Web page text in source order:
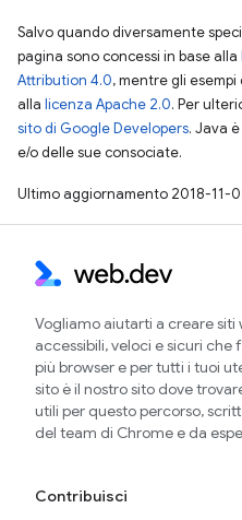
Salvo quando diversamente
pagina sono concessi in base alla
Attribution 4.0, mentre gli
alla licenza Apache 2.0. Per
sito di Google Developers. Java
e/o delle sue consociate.
Ultimo aggiornamento 2018-11-
Vogliamo aiutarti a creare siti
accessibili, veloci e sicuri che
più browser e per tutti i tuoi
sito è il nostro sito dove
utili per questo percorso,
del team di Chrome e da
Contribuisci